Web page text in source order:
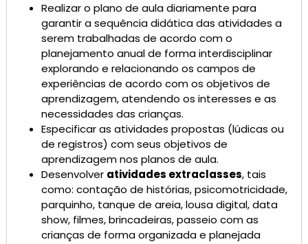
Realizar o plano de aula diariamente para
garantir a sequência didática das atividades a
serem trabalhadas de acordo com o
planejamento anual de forma interdisciplinar
explorando e relacionando os campos de
experiências de acordo com os objetivos de
aprendizagem, atendendo os interesses e as
necessidades das crianças.
Especificar as atividades propostas (lúdicas ou
de registros) com seus objetivos de
aprendizagem nos planos de aula.
Desenvolver atividades extraclasses, tais
como: contação de histórias, psicomotricidade,
parquinho, tanque de areia, lousa digital, data
show, filmes, brincadeiras, passeio com as
crianças de forma organizada e planejada